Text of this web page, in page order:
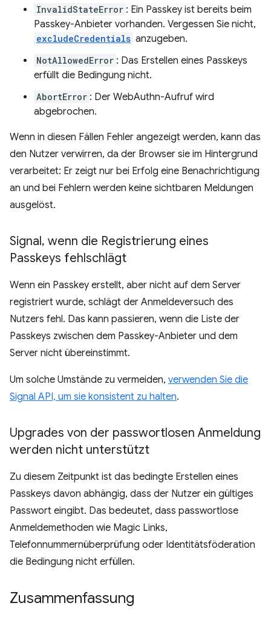
InvalidStateError : Ein Passkey ist bereits beim
Passkey-Anbieter vorhanden. Vergessen Sie nicht,
excludeCredentials anzugeben.
NotAllowedError : Das Erstellen eines Passkeys
erfüllt die Bedingung nicht.
AbortError : Der WebAuthn-Aufruf wird
abgebrochen.
Wenn in diesen Fällen Fehler angezeigt werden, kann das
den Nutzer verwirren, da der Browser sie im Hintergrund
verarbeitet: Er zeigt nur bei Erfolg eine Benachrichtigung
an und bei Fehlern werden keine sichtbaren Meldungen
ausgelöst.
Signal, wenn die Registrierung eines
Passkeys fehlschlägt
Wenn ein Passkey erstellt, aber nicht auf dem Server
registriert wurde, schlägt der Anmeldeversuch des
Nutzers fehl. Das kann passieren, wenn die Liste der
Passkeys zwischen dem Passkey-Anbieter und dem
Server nicht übereinstimmt.
Um solche Umstände zu vermeiden, verwenden Sie die
Signal API, um sie konsistent zu halten.
Upgrades von der passwortlosen Anmeldung
werden nicht unterstützt
Zu diesem Zeitpunkt ist das bedingte Erstellen eines
Passkeys davon abhängig, dass der Nutzer ein gültiges
Passwort eingibt. Das bedeutet, dass passwortlose
Anmeldemethoden wie Magic Links,
Telefonnummernüberprüfung oder Identitätsföderation
die Bedingung nicht erfüllen.
Zusammenfassung